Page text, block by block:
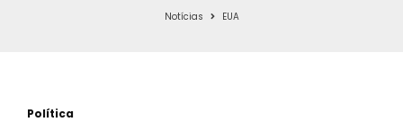
a
Notícias EUA
Política